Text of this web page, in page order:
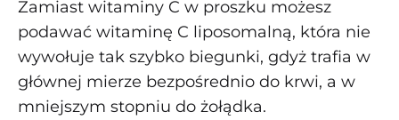
Zamiast witaminy C w proszku możesz
podawać witaminę C liposomalną, która nie
wywołuje tak szybko biegunki, gdyż trafia w
głównej mierze bezpośrednio do krwi, a w
mniejszym stopniu do żołądka.